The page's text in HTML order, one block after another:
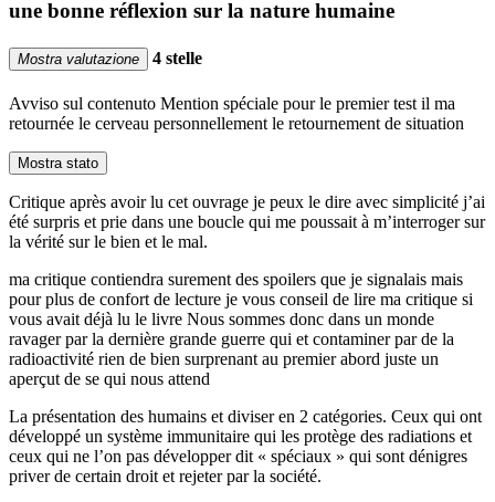
une bonne réflexion sur la nature humaine
Mostra valutazione 4 stelle
Avviso sul contenuto Mention spéciale pour le premier test il ma
retournée le cerveau personnellement le retournement de situation
Mostra stato
Critique après avoir lu cet ouvrage je peux le dire avec simplicité j’ai
été surpris et prie dans une boucle qui me poussait à m’interroger sur
la vérité sur le bien et le mal.
ma critique contiendra surement des spoilers que je signalais mais
pour plus de confort de lecture je vous conseil de lire ma critique si
vous avait déjà lu le livre Nous sommes donc dans un monde
ravager par la dernière grande guerre qui et contaminer par de la
radioactivité rien de bien surprenant au premier abord juste un
aperçut de se qui nous attend
La présentation des humains et diviser en 2 catégories. Ceux qui ont
développé un système immunitaire qui les protège des radiations et
ceux qui ne l’on pas développer dit « spéciaux » qui sont dénigres
priver de certain droit et rejeter par la société.